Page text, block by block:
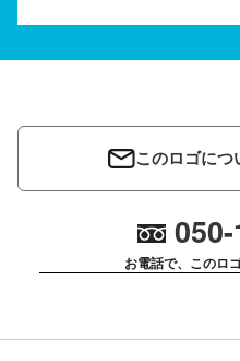
このロゴにつ
050-
お電話で、このロ